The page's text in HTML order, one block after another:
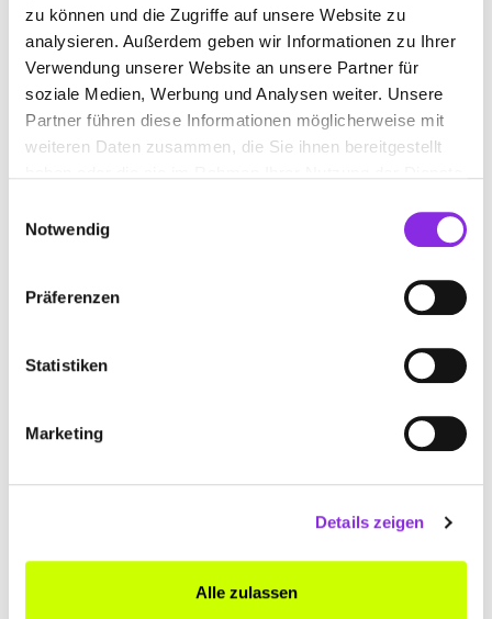
zu können und die Zugriffe auf unsere Website zu
analysieren. Außerdem geben wir Informationen zu Ihrer
Verwendung unserer Website an unsere Partner für
soziale Medien, Werbung und Analysen weiter. Unsere
Partner führen diese Informationen möglicherweise mit
weiteren Daten zusammen, die Sie ihnen bereitgestellt
Notwendig
Präferenzen
Statistiken
Marketing
Details zeigen
Alle zulassen
+49678122501
www.flugplatz-gaststaette.de
+4967522733
www.landhaus-wartenstein.de
| 54497 Morbach DE